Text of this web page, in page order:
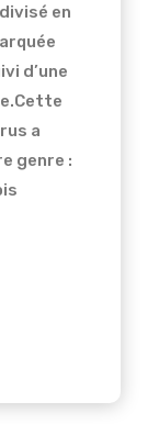
en
d’une
a
genre :